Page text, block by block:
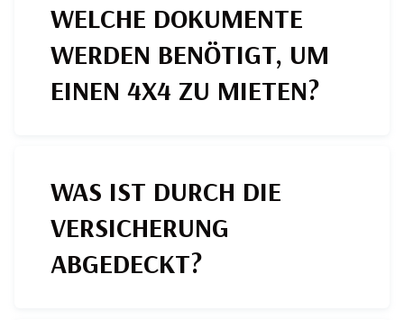
WELCHE DOKUMENTE
WERDEN BENÖTIGT, UM
EINEN 4X4 ZU MIETEN?
WAS IST DURCH DIE
VERSICHERUNG
ABGEDECKT?